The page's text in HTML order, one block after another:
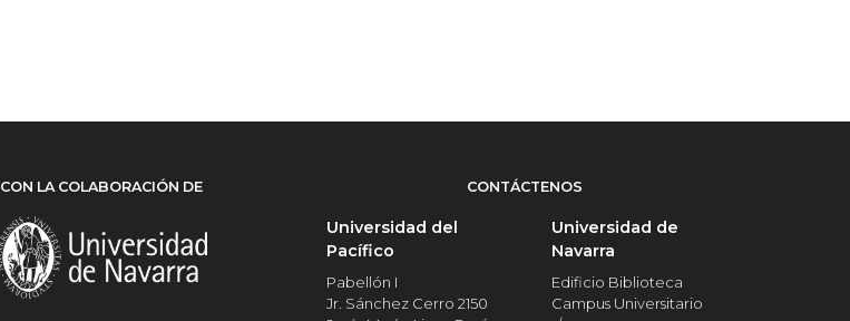
CON LA COLABORACIÓN DE CONTÁCTENOS
Universidad del
Pacífico
Pabellón I
Jr. Sánchez Cerro 2150
Universidad de
Navarra
Edificio Biblioteca
Campus Universitario